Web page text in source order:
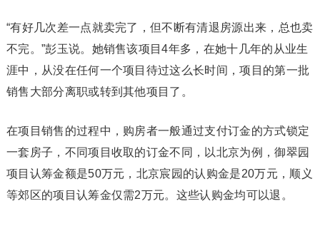
“有好几次差一点就卖完了，但不断有清退房源出来，总也卖
不完。”彭玉说。她销售该项目4年多，在她十几年的从业生
涯中，从没在任何一个项目待过这么长时间，项目的第一批
销售大部分离职或转到其他项目了。
在项目销售的过程中，购房者一般通过支付订金的方式锁定
一套房子，不同项目收取的订金不同，以北京为例，御翠园
项目认筹金额是50万元，北京宸园的认购金是20万元，顺义
等郊区的项目认筹金仅需2万元。这些认购金均可以退。